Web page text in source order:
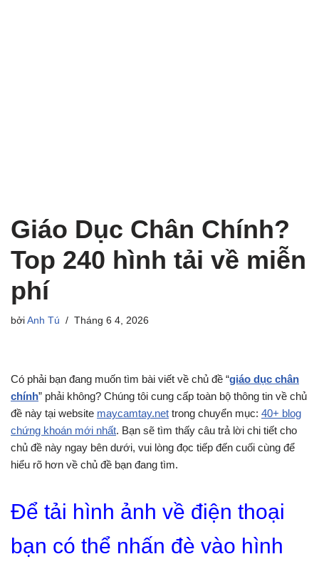
Giáo Dục Chân Chính?
Top 240 hình tải về miễn
phí
bởi Anh Tú Tháng 6 4, 2026
Có phải bạn đang muốn tìm bài viết về chủ đề “giáo dục chân
chính” phải không? Chúng tôi cung cấp toàn bộ thông tin về chủ
đề này tại website maycamtay.net trong chuyển mục: 40+ blog
chứng khoán mới nhất. Bạn sẽ tìm thấy câu trả lời chi tiết cho
chủ đề này ngay bên dưới, vui lòng đọc tiếp đến cuối cùng để
hiểu rõ hơn về chủ đề bạn đang tìm.
Để tải hình ảnh về điện thoại
bạn có thể nhấn đè vào hình